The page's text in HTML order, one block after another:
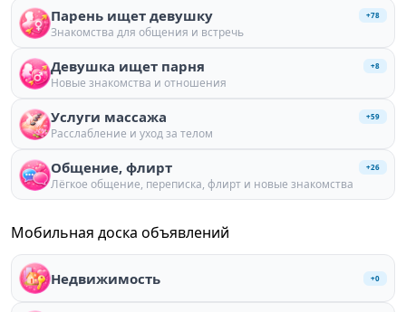
Парень ищет девушку +78
Знакомства для общения и встречь
Девушка ищет парня +8
Новые знакомства и отношения
Услуги массажа +59
Расслабление и уход за телом
Общение, флирт +26
Лёгкое общение, переписка, флирт и новые знакомства
Мобильная доска объявлений
Недвижимость +0